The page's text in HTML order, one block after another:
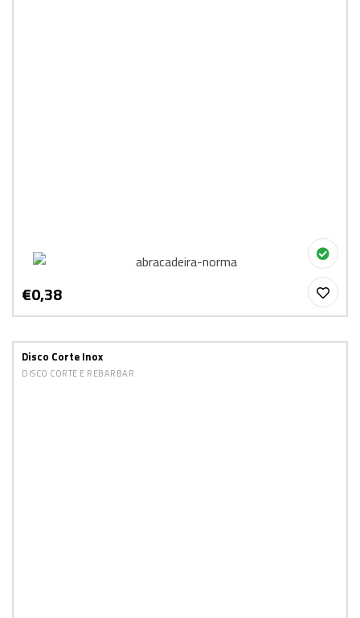
€0,38
Disco Corte Inox
DISCO CORTE E REBARBAR